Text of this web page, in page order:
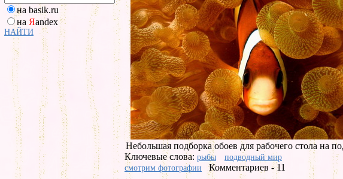
на basik.ru
на Яandex
НАЙТИ
Небольшая подборка обоев для рабочего стола на
Ключевые слова: рыбы
подводный мир
смотрим фотографии
Комментариев - 11